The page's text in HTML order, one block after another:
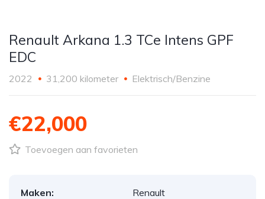
Renault Arkana 1.3 TCe Intens GPF
EDC
2022 31,200 kilometer Elektrisch/Benzine
€22,000
Toevoegen aan favorieten
Maken:
Renault